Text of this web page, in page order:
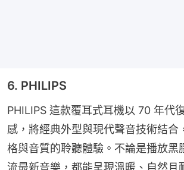
6. PHILIPS
PHILIPS 這款覆耳式耳機以 70 年代
感，將經典外型與現代聲音技術結合
格與音質的聆聽體驗。不論是播放黑